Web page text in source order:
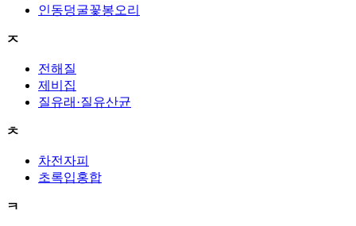
인동덩굴꽃봉오리
ㅈ
전해질
제비집
질유래·질유산균
ㅊ
차전자피
초록입홍합
ㅋ